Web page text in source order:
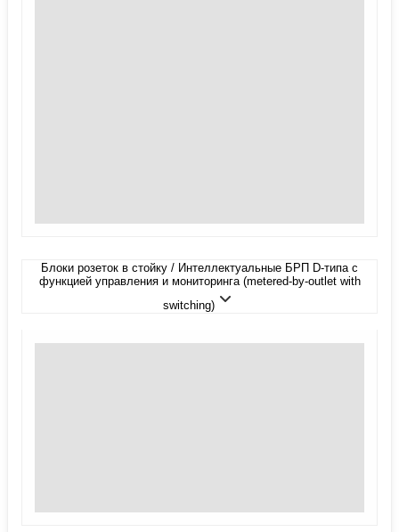
Блоки розеток в стойку / Интеллектуальные БРП D-типа с
функцией управления и мониторинга (metered-by-outlet with
switching)